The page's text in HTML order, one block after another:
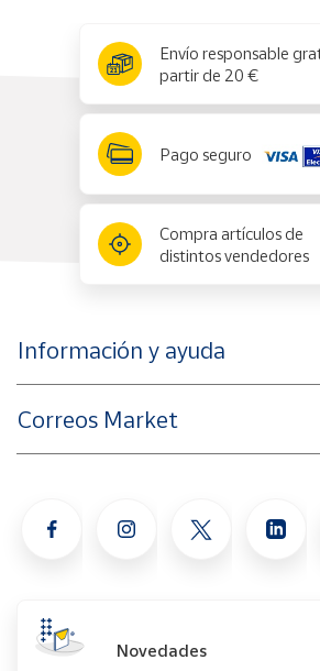
Envío responsable
partir de 20 €
Pago seguro
Compra artículos de
distintos vendedores
Información y ayuda
Correos Market
Novedades